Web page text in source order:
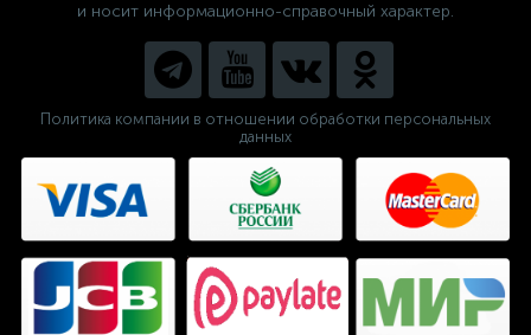
и носит информационно-справочный характер.
Политика компании в отношении обработки персональных
данных